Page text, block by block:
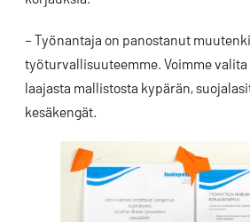
– Työnantaja on panostanut
työturvallisuuteemme. Voimme
laajasta mallistosta kypärän,
kesäkengät.